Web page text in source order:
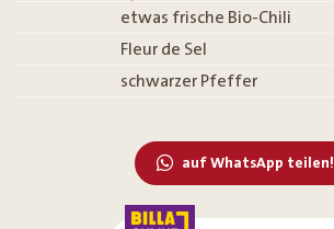
etwas frische Bio-Chili
Fleur de Sel
schwarzer Pfeffer
auf WhatsApp teilen!